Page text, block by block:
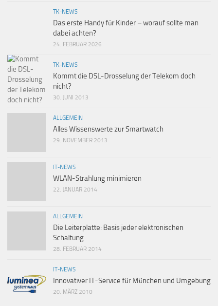
TK-NEWS
Das erste Handy für Kinder – worauf sollte man
dabei achten?
24. FEBRUAR 2026
TK-NEWS
Kommt die DSL-Drosselung der Telekom doch
nicht?
30. JUNI 2013
ALLGEMEIN
Alles Wissenswerte zur Smartwatch
29. NOVEMBER 2013
IT-NEWS
WLAN-Strahlung minimieren
22. JANUAR 2014
ALLGEMEIN
Die Leiterplatte: Basis jeder elektronischen
Schaltung
28. FEBRUAR 2014
IT-NEWS
Innovativer IT-Service für München und Umgebung
20. MÄRZ 2010